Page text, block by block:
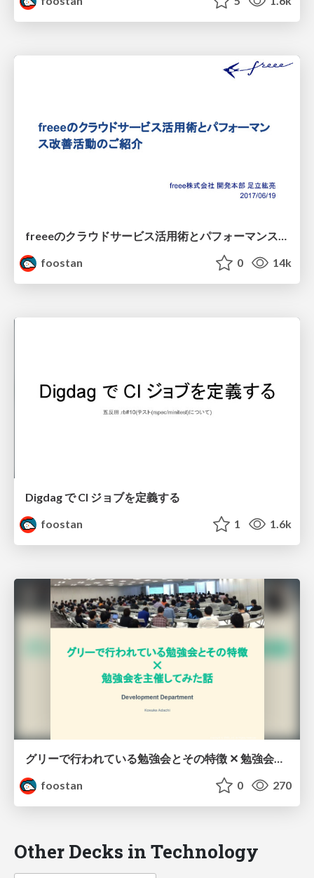
foostan
0 14k
Digdag で CI ジョブを定義する
foostan
1 1.6k
グリーで行われている勉強会とその特徴 ✕ 勉強会を主催してみた話
foostan
0 270
Other Decks in Technology